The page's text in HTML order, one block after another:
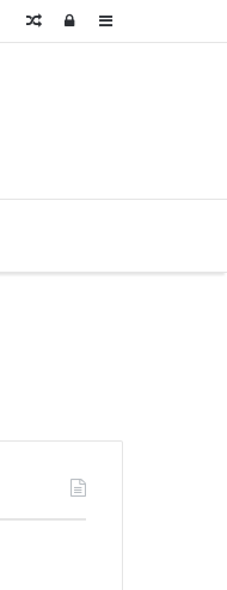
Kenar
Kayıt
Rastgele